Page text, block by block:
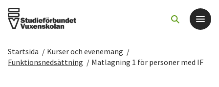
Det här gör vi
Startsida / Kurser och evenemang /
Funktionsnedsättning / Matlagning 1 för personer med IF